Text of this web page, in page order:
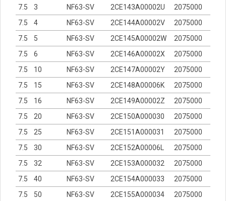
7.5
3 NF63-SV 2CE143A00002U
2075000
7.5
4 NF63-SV 2CE144A00002V
2075000
7.5
5 NF63-SV 2CE145A00002W
2075000
7.5
6 NF63-SV 2CE146A00002X
2075000
7.5
10 NF63-SV 2CE147A00002Y
2075000
7.5
15 NF63-SV 2CE148A00006K
2075000
7.5
16 NF63-SV 2CE149A00002Z
2075000
7.5
20 NF63-SV 2CE150A000030
2075000
7.5
25 NF63-SV 2CE151A000031
2075000
7.5
30 NF63-SV 2CE152A00006L
2075000
7.5
32 NF63-SV 2CE153A000032
2075000
7.5
40 NF63-SV 2CE154A000033
2075000
7.5
50 NF63-SV 2CE155A000034
2075000